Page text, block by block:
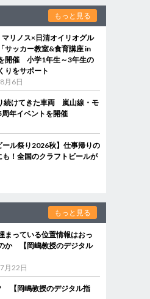
もっと見る
マリノス×日清オイリオグル
サッカー教室&食育講座 in
開催 小学1年生～3年生の
りをサポート
月6日
続けてきた車両 嵐山線・モ
年イベントを開催
ール祭り2026秋】仕事帰りの
！全国のクラフトビールが
もっと見る
まっている位置情報はおっ
か 【岡嶋教授のデジタル
月22日
【岡嶋教授のデジタル指